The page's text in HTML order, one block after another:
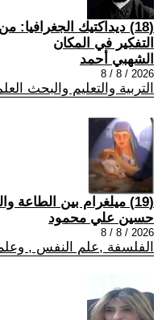
(18) ديداكتيك الجغرافيا:
التفكير في المكان
الشهبي أحمد
2026 / 8 / 8
التربية والتعليم والبحث
(19) ميلغرام بين الطاعة والمسؤولية الأخلاقية
حسين علي محمود
2026 / 8 / 8
الفلسفة ,علم النفس , وعلم